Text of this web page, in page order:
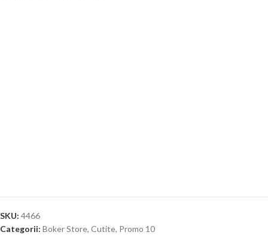
SKU: 4466
Categorii: Boker Store, Cutite, Promo 10